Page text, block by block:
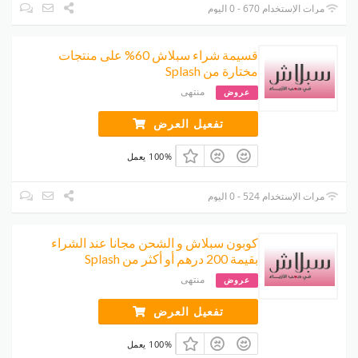
مرات الإستخدام 670 - 0 اليوم
قسيمة شراء سبلاش 60% على منتجات
مختارة من Splash
عروض منتهى
تفعيل العرض
100% يعمل
مرات الإستخدام 524 - 0 اليوم
كوبون سبلاش و الشحن مجانا عند الشراء
بقيمة 200 درهم أو أكثر من Splash
عروض منتهى
تفعيل العرض
100% يعمل